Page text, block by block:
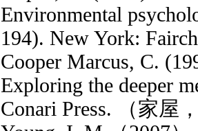
Environmental
194). New York:
Cooper Marcus, C.
Exploring the deeper
Conari Press. （家屋